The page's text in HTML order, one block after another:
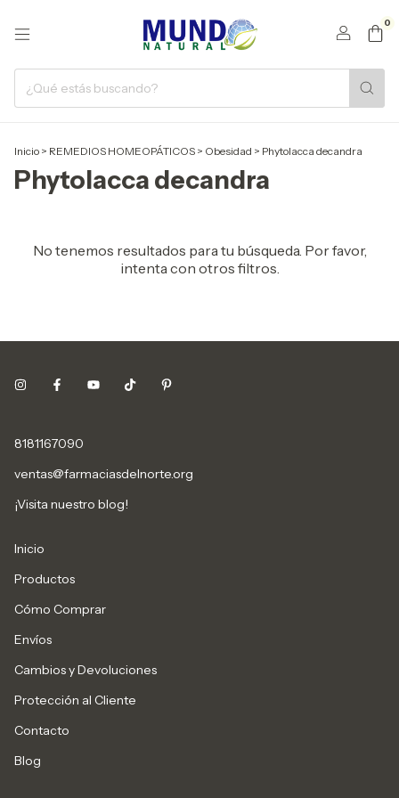
0
Inicio > REMEDIOS HOMEOPÁTICOS > Obesidad > Phytolacca decandra
Phytolacca decandra
No tenemos resultados para tu búsqueda. Por favor,
intenta con otros filtros.
8181167090
ventas@farmaciasdelnorte.org
¡Visita nuestro blog!
Inicio
Productos
Cómo Comprar
Envíos
Cambios y Devoluciones
Protección al Cliente
Contacto
Blog